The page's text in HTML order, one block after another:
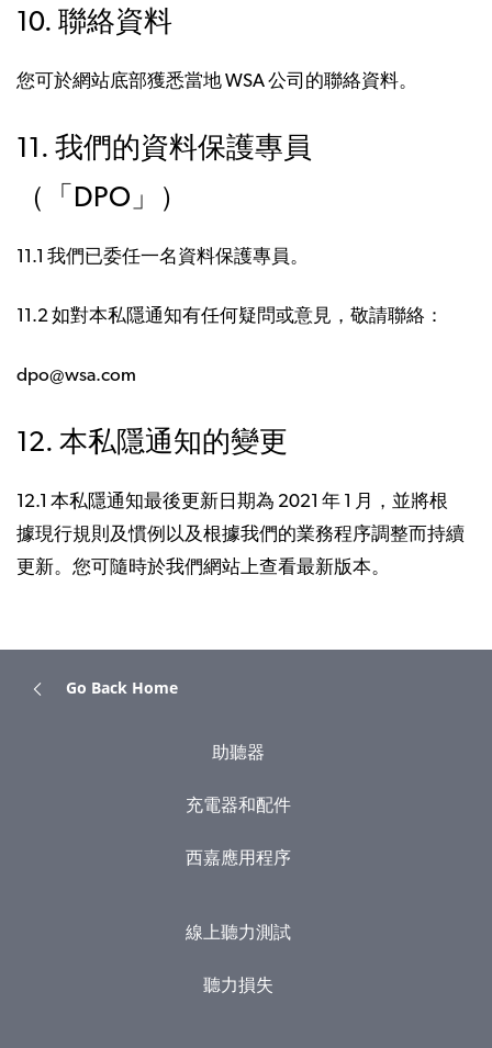
10. 聯絡資料
您可於網站底部獲悉當地 WSA 公司的聯絡資料。
11. 我們的資料保護專員
（「DPO」）
11.1 我們已委任一名資料保護專員。
11.2 如對本私隱通知有任何疑問或意見，敬請聯絡：
dpo@wsa.com
12. 本私隱通知的變更
12.1 本私隱通知最後更新日期為 2021 年 1 月，並將根
據現行規則及慣例以及根據我們的業務程序調整而持續
更新。您可隨時於我們網站上查看最新版本。
Go Back Home
助聽器
充電器和配件
西嘉應用程序
線上聽力測試
聽力損失